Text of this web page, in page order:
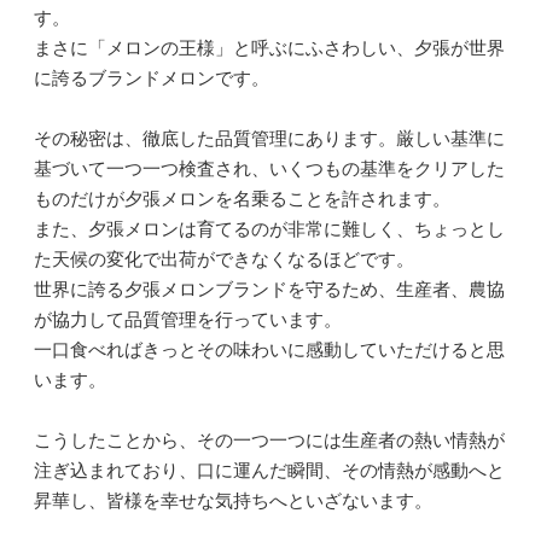
す。
まさに「メロンの王様」と呼ぶにふさわしい、夕張が世界
に誇るブランドメロンです。
その秘密は、徹底した品質管理にあります。厳しい基準に
基づいて一つ一つ検査され、いくつもの基準をクリアした
ものだけが夕張メロンを名乗ることを許されます。
また、夕張メロンは育てるのが非常に難しく、ちょっとし
た天候の変化で出荷ができなくなるほどです。
世界に誇る夕張メロンブランドを守るため、生産者、農協
が協力して品質管理を行っています。
一口食べればきっとその味わいに感動していただけると思
います。
こうしたことから、その一つ一つには生産者の熱い情熱が
注ぎ込まれており、口に運んだ瞬間、その情熱が感動へと
昇華し、皆様を幸せな気持ちへといざないます。